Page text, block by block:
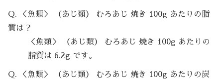
Q. ＜魚類＞ （あじ類） むろあじ 焼き 100g あたりの脂
質は？
＜魚類＞ （あじ類） むろあじ 焼き 100g あたりの
脂質は 6.2g です。
Q. ＜魚類＞ （あじ類） むろあじ 焼き 100g あたりの炭